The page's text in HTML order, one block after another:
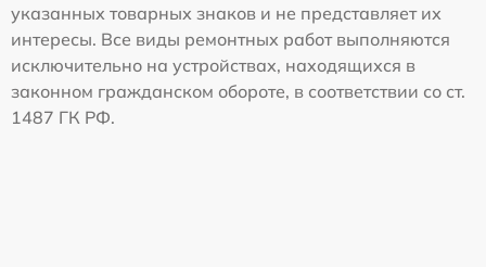
указанных товарных знаков и не представляет их
интересы. Все виды ремонтных работ выполняются
исключительно на устройствах, находящихся в
законном гражданском обороте, в соответствии со ст.
1487 ГК РФ.